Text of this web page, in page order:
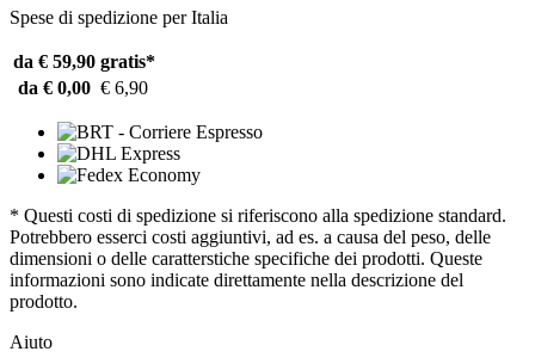
Spese di spedizione per Italia
da € 59,90 gratis*
da € 0,00 € 6,90
* Questi costi di spedizione si riferiscono alla spedizione standard.
Potrebbero esserci costi aggiuntivi, ad es. a causa del peso, delle
dimensioni o delle caratterstiche specifiche dei prodotti. Queste
informazioni sono indicate direttamente nella descrizione del
prodotto.
Aiuto